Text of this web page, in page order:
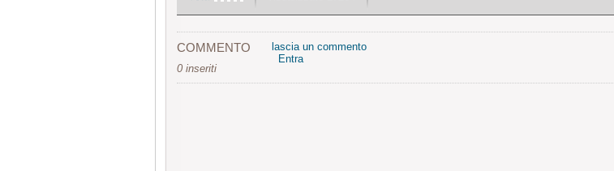
COMMENTO
0 inseriti
lascia un commento
Entra